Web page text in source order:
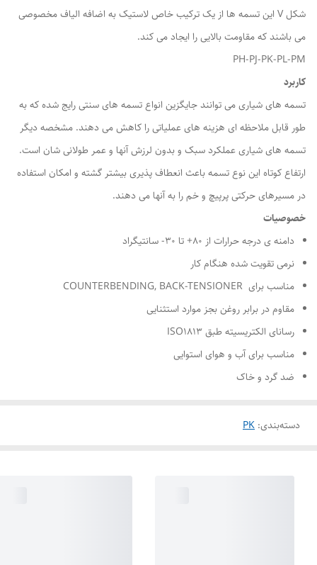
شکل V این تسمه ها از یک ترکیب خاص لاستیک به اضافه الیاف مخصوصی
می باشند که مقاومت بالایی را ایجاد می کند.
PH-PJ-PK-PL-PM
کاربرد
تسمه های شیاری می توانند جایگزین انواع تسمه های سنتی رایج شده که به
طور قابل ملاحظه ای هزینه های عملیاتی را کاهش می دهند. مشخصه دیگر
تسمه های شیاری عملکرد سبک و بدون لرزش آنها و عمر طولانی شان است.
ارتفاع کوتاه این نوع تسمه باعث انعطاف پذیری بیشتر گشته و امکان استفاده
در مسیرهای حرکتی پرپیچ و خم را به آنها می دهند.
خصوصیات
دامنه ی درجه حرارات از ۸۰+ تا ۳۰- سانتیگراد
نرمی تقویت شده هنگام کار
مناسب برای COUNTERBENDING, BACK-TENSIONER
مقاوم در برابر روغن بجز موارد استثنایی
رسانای الکتریسیته طبق ISO۱۸۱۳
مناسب برای آب و هوای استوایی
ضد گرد و خاک
دسته‌بندی:
PK